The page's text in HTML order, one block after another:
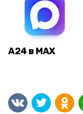
А24 в MAX